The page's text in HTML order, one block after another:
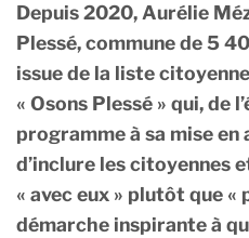
Depuis 2020, Aurélie
Plessé, commune de 5
issue de la liste
« Osons Plessé » qui, de
programme à sa mise
d’inclure les citoyennes
« avec eux » plutôt que «
démarche inspirante à